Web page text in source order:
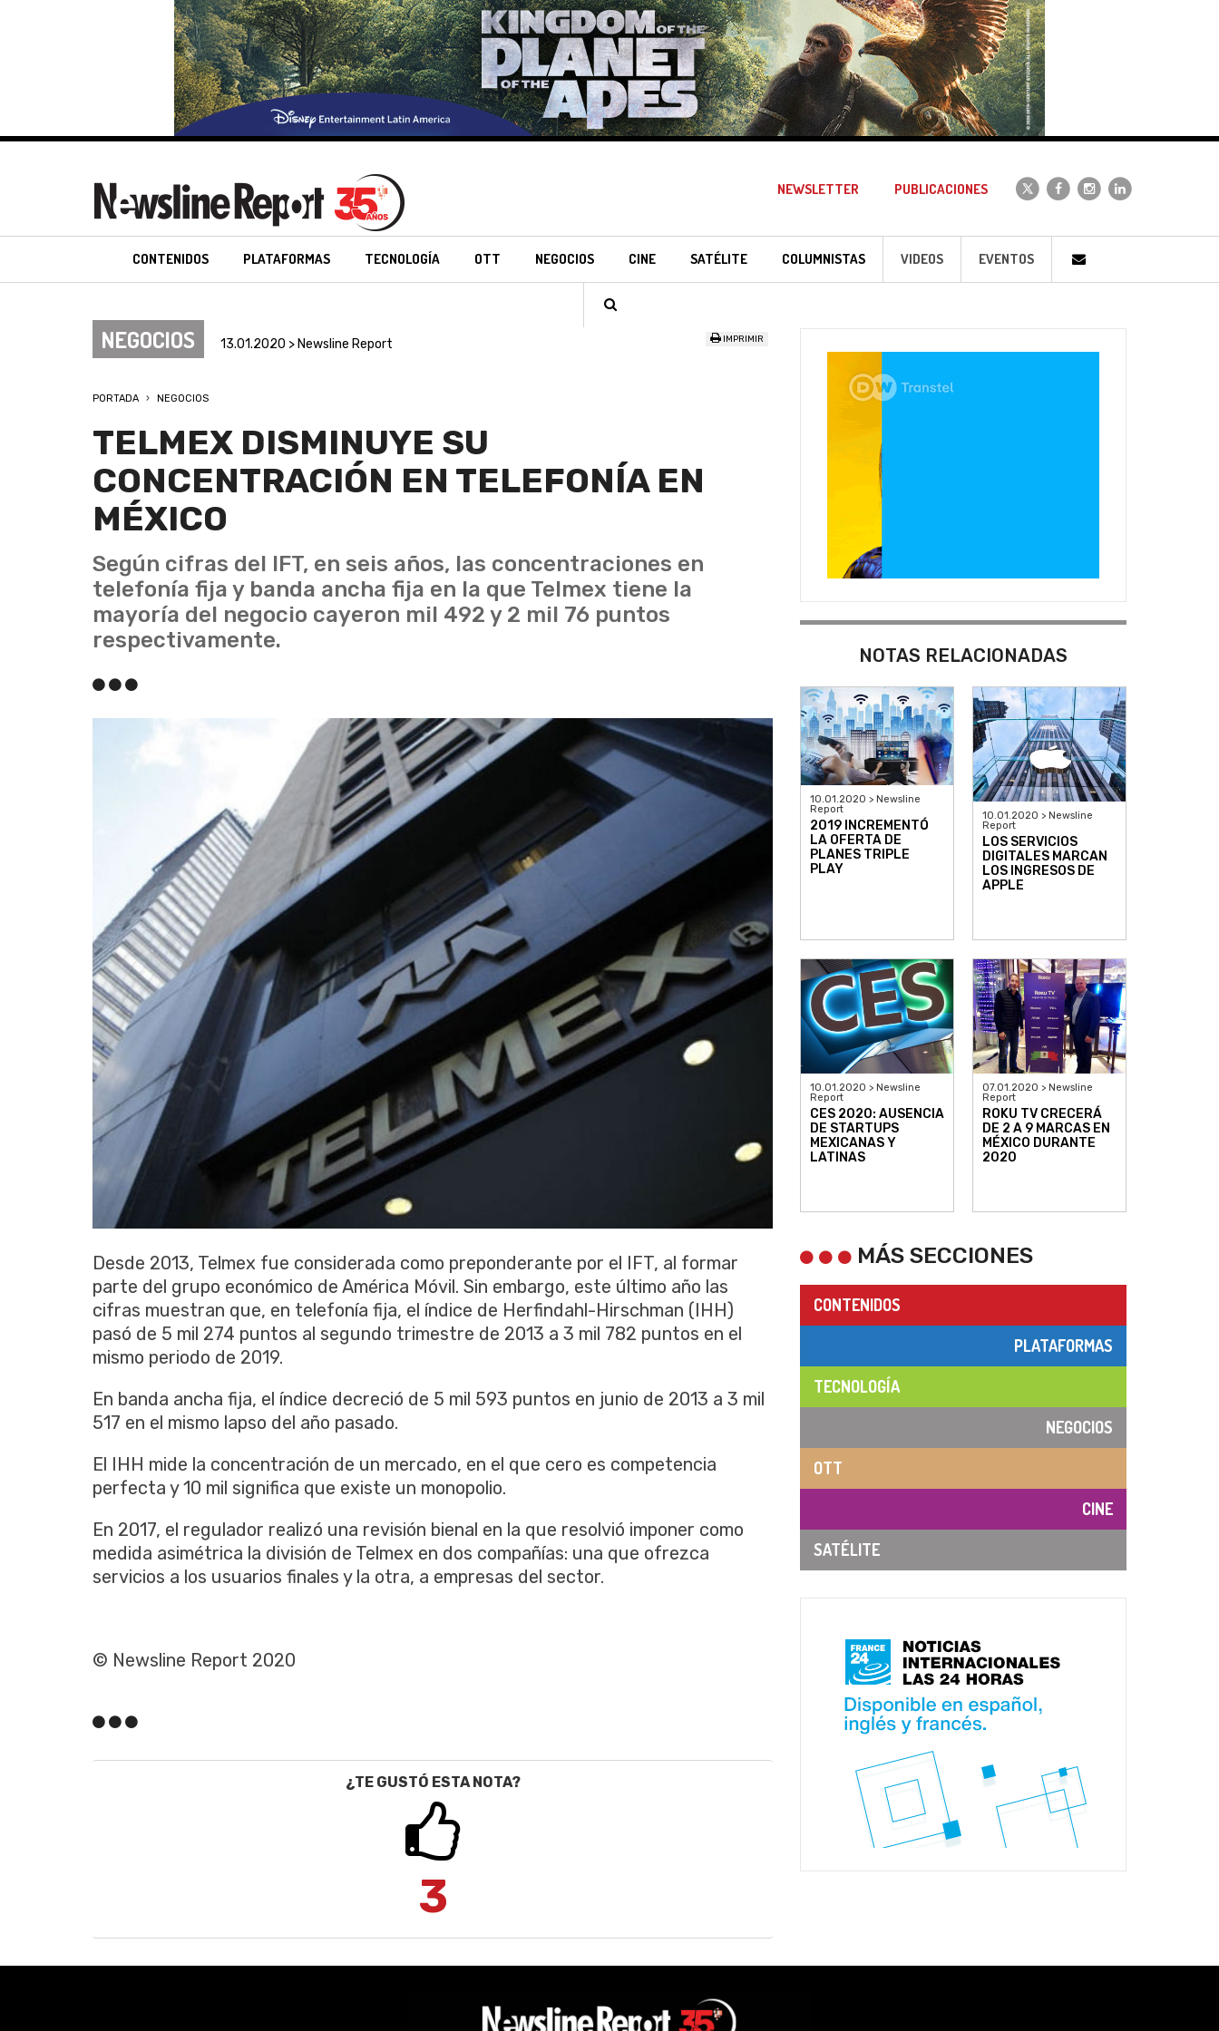
NEWSLETTER PUBLICACIONES
CONTENIDOS PLATAFORMAS TECNOLOGÍA OTT NEGOCIOS CINE SATÉLITE COLUMNISTAS VIDEOS EVENTOS
NEGOCIOS 13.01.2020 > Newsline Report IMPRIMIR
PORTADA NEGOCIOS
TELMEX DISMINUYE SU
CONCENTRACIÓN EN TELEFONÍA EN
MÉXICO
Según cifras del IFT, en seis años, las concentraciones en
telefonía fija y banda ancha fija en la que Telmex tiene la
mayoría del negocio cayeron mil 492 y 2 mil 76 puntos
respectivamente.
Desde 2013, Telmex fue considerada como preponderante por el IFT, al formar
parte del grupo económico de América Móvil. Sin embargo, este último año las
cifras muestran que, en telefonía fija, el índice de Herfindahl-Hirschman (IHH)
pasó de 5 mil 274 puntos al segundo trimestre de 2013 a 3 mil 782 puntos en el
mismo periodo de 2019.
En banda ancha fija, el índice decreció de 5 mil 593 puntos en junio de 2013 a 3 mil
517 en el mismo lapso del año pasado.
El IHH mide la concentración de un mercado, en el que cero es competencia
perfecta y 10 mil significa que existe un monopolio.
En 2017, el regulador realizó una revisión bienal en la que resolvió imponer como
medida asimétrica la división de Telmex en dos compañías: una que ofrezca
servicios a los usuarios finales y la otra, a empresas del sector.
© Newsline Report 2020
¿TE GUSTÓ ESTA NOTA?
3
NOTAS RELACIONADAS
10.01.2020 > Newsline
Report
2019 INCREMENTÓ
LA OFERTA DE
PLANES TRIPLE
PLAY
10.01.2020 > Newsline
Report
LOS SERVICIOS
DIGITALES MARCAN
LOS INGRESOS DE
APPLE
10.01.2020 > Newsline
Report
CES 2020: AUSENCIA
DE STARTUPS
MEXICANAS Y
LATINAS
07.01.2020 > Newsline
Report
ROKU TV CRECERÁ
DE 2 A 9 MARCAS EN
MÉXICO DURANTE
2020
MÁS SECCIONES
CONTENIDOS
PLATAFORMAS
TECNOLOGÍA
NEGOCIOS
OTT
CINE
SATÉLITE